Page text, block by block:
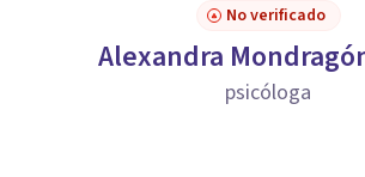
No verificado
Alexandra
psicóloga